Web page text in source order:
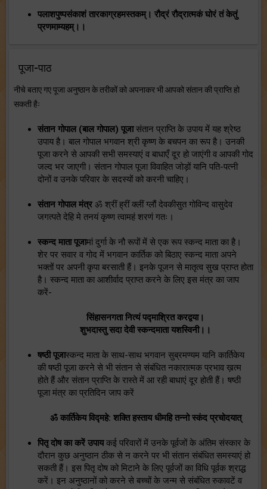
पलाशपुष्पसंकाशं तारकाग्रहमस्तकम्। रौद्रं रौद्रात्मकं घोरं तं केतुं
प्रणमाम्यहम्।।
पूजा-पाठ
नीचे बताए गए पूजा अनुष्ठान के तरीकों को अपनाकर भी आपको संतान की प्राप्ति हो
सकती हैः
संतान गोपाल (बाल गोपाल) पूजासंतान प्राप्ति के उपाय में यह श्रेष्ठ
उपाय है। बाल गोपाल भगवान श्री कृष्ण के बचपन का रूप है। उनकी
पूजा करने से आपकी सभी समस्याएं व बाधाएँ दूर हो जाएंगी व आपकी गोद
जल्द भर जाएगी। संतान गोपाल पूजा विवाहित जोड़ों यानि पति-पत्नी
दोनों व उनके परिवार के सदस्यों को करनी चाहिए।
संतान गोपाल मंत्र ॐ श्रीं ह्रीं क्लीं ग्लौं देवकीसुत गोविन्द वासुदेव
जगत्पते देहि मे तनयं कृष्ण त्वामहं शरणं गतः।
स्कन्द माता पूजामां दुर्गा के नौ रूपों में से एक रूप स्कन्द माता का है।
शेर पर सवार व गोद में भगवान कार्तिक को बिठाए स्कन्द माता अपने
भक्तों पर अपनी कृपा बरसाती हैं। इनके पूजन से मातृत्व सुख प्राप्त होता
है। स्कन्द माता का आशीर्वाद प्राप्त करने के लिए इस मंत्र का जाप
करें-
सिंहासनगता नित्यं पद्माश्रित करद्वया।
शुभदास्तु सदा देवी स्कन्दमाता यशस्विनी।।
षष्ठी पूजास्कन्द माता के साथ-साथ भगवान सुब्रमण्यम यानि कार्तिकेय
की षष्ठी पूजा करने से भी संतान से संबंधित नकारात्मक प्रभाव ख़त्म
होते हैं और संतान प्राप्ति के रास्ते में आ रही बाधाएं दूर होती हैं। षष्ठी
पूजा मंत्र का प्रतिदिन जाप करें
ॐ कार्तिकेय विद्महे: शक्ति हस्ताय धीमहि तन्नो स्कंद प्रचोदयात्
पितृ दोष का करें उपायकई परिवारों में उनके पूर्वजों के अंतिम संस्कार के
दौरान कुछ अनुष्ठान ठीक से न करने पर भी संतान संबंधित समस्याएं हो
सकती हैं। इस पितृ दोष को मिटाने के लिए पूर्वजों का विधि पूर्वक श्राद्ध
करें। इन अनुष्ठानों को करने से बच्चों के जन्म से संबंधित रुकावटें व